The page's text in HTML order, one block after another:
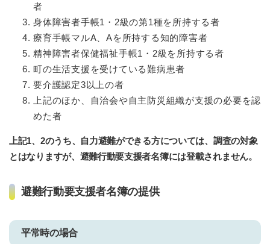
者
身体障害者手帳1・2級の第1種を所持する者
療育手帳マルA、Aを所持する知的障害者
精神障害者保健福祉手帳1・2級を所持する者
町の生活支援を受けている難病患者
要介護認定3以上の者
上記のほか、自治会や自主防災組織が支援の必要を認
めた者
上記1、2のうち、自力避難ができる方については、調査の対象
とはなりますが、避難行動要支援者名簿には登載されません。
避難行動要支援者名簿の提供
平常時の場合